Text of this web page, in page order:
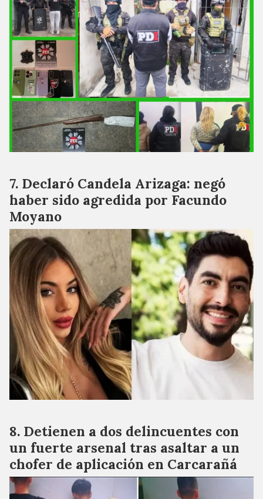
Declaró Candela Arizaga: negó
haber sido agredida por Facundo
Moyano
Detienen a dos delincuentes con
un fuerte arsenal tras asaltar a un
chofer de aplicación en Carcarañá